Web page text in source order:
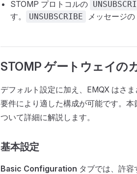
STOMP プロトコルの
す。
UNSUBSCRIBE メッセージの
STOMP ゲートウェイの
デフォルト設定に加え、EMQX はさ
要件により適した構成が可能です。本
ついて詳細に解説します。
基本設定
Basic Configuration タブでは、許